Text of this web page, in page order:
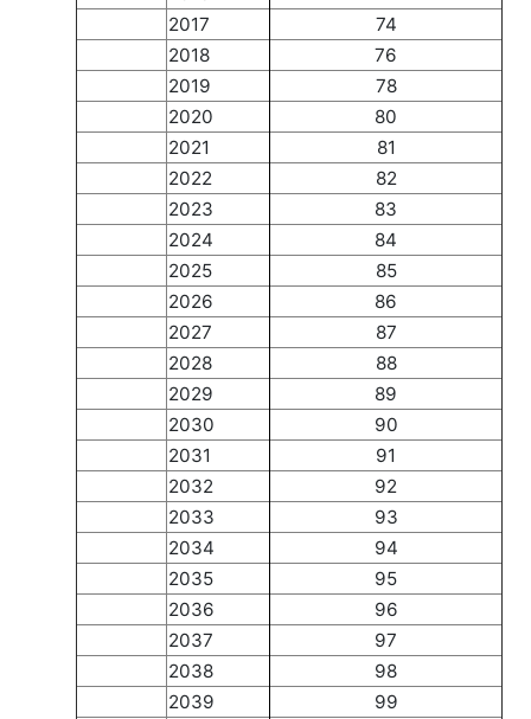
2017
74
2018
76
2019
78
2020
80
2021
81
2022
82
2023
83
2024
84
2025
85
2026
86
2027
87
2028
88
2029
89
2030
90
2031
91
2032
92
2033
93
2034
94
2035
95
2036
96
2037
97
2038
98
2039
99